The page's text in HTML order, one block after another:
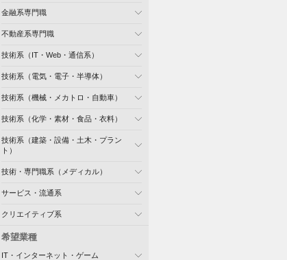
金融系専門職
不動産系専門職
技術系（IT・Web・通信系）
技術系（電気・電子・半導体）
技術系（機械・メカトロ・自動車）
技術系（化学・素材・食品・衣料）
技術系（建築・設備・土木・プラン
ト）
技術・専門職系（メディカル）
サービス・流通系
クリエイティブ系
希望業種
IT・インターネット・ゲーム